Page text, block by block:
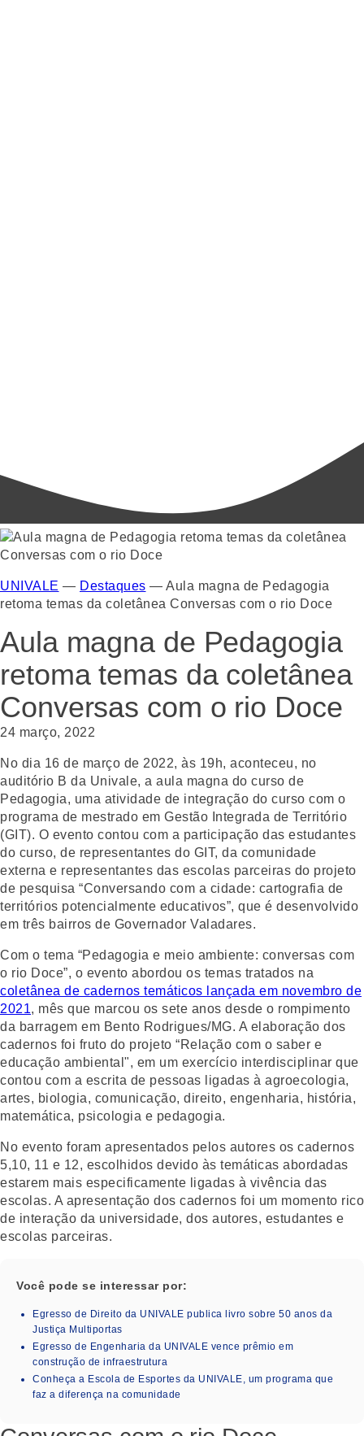
UNIVALE — Destaques — Aula magna de Pedagogia
retoma temas da coletânea Conversas com o rio Doce
Aula magna de Pedagogia
retoma temas da coletânea
Conversas com o rio Doce
24 março, 2022
No dia 16 de março de 2022, às 19h, aconteceu, no
auditório B da Univale, a aula magna do curso de
Pedagogia, uma atividade de integração do curso com o
programa de mestrado em Gestão Integrada de Território
(GIT). O evento contou com a participação das estudantes
do curso, de representantes do GIT, da comunidade
externa e representantes das escolas parceiras do projeto
de pesquisa “Conversando com a cidade: cartografia de
territórios potencialmente educativos”, que é desenvolvido
em três bairros de Governador Valadares.
Com o tema “Pedagogia e meio ambiente: conversas com
o rio Doce”, o evento abordou os temas tratados na
coletânea de cadernos temáticos lançada em novembro de
2021, mês que marcou os sete anos desde o rompimento
da barragem em Bento Rodrigues/MG. A elaboração dos
cadernos foi fruto do projeto “Relação com o saber e
educação ambiental", em um exercício interdisciplinar que
contou com a escrita de pessoas ligadas à agroecologia,
artes, biologia, comunicação, direito, engenharia, história,
matemática, psicologia e pedagogia.
No evento foram apresentados pelos autores os cadernos
5,10, 11 e 12, escolhidos devido às temáticas abordadas
estarem mais especificamente ligadas à vivência das
escolas. A apresentação dos cadernos foi um momento rico
de interação da universidade, dos autores, estudantes e
escolas parceiras.
Você pode se interessar por:
Egresso de Direito da UNIVALE publica livro sobre 50 anos da
Justiça Multiportas
Egresso de Engenharia da UNIVALE vence prêmio em
construção de infraestrutura
Conheça a Escola de Esportes da UNIVALE, um programa que
faz a diferença na comunidade